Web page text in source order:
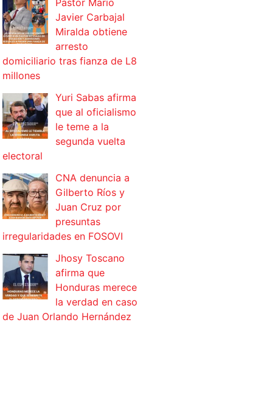
Pastor Mario
Javier Carbajal
Miralda obtiene
arresto
domiciliario tras fianza de L8
millones
Yuri Sabas afirma
que al oficialismo
le teme a la
segunda vuelta
electoral
CNA denuncia a
Gilberto Ríos y
Juan Cruz por
presuntas
irregularidades en FOSOVI
Jhosy Toscano
afirma que
Honduras merece
la verdad en caso
de Juan Orlando Hernández